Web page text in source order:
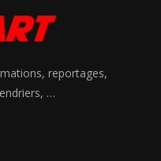
reportages,
…